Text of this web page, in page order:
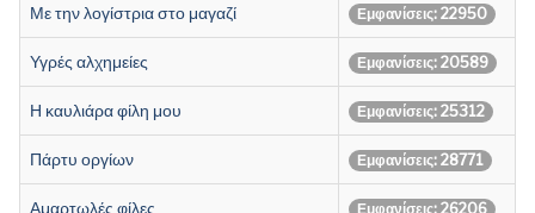
Με την λογίστρια στο μαγαζί Εμφανίσεις: 22950
Υγρές αλχημείες Εμφανίσεις: 20589
Η καυλιάρα φίλη μου Εμφανίσεις: 25312
Πάρτυ οργίων Εμφανίσεις: 28771
Αμαρτωλές φίλες Εμφανίσεις: 26206